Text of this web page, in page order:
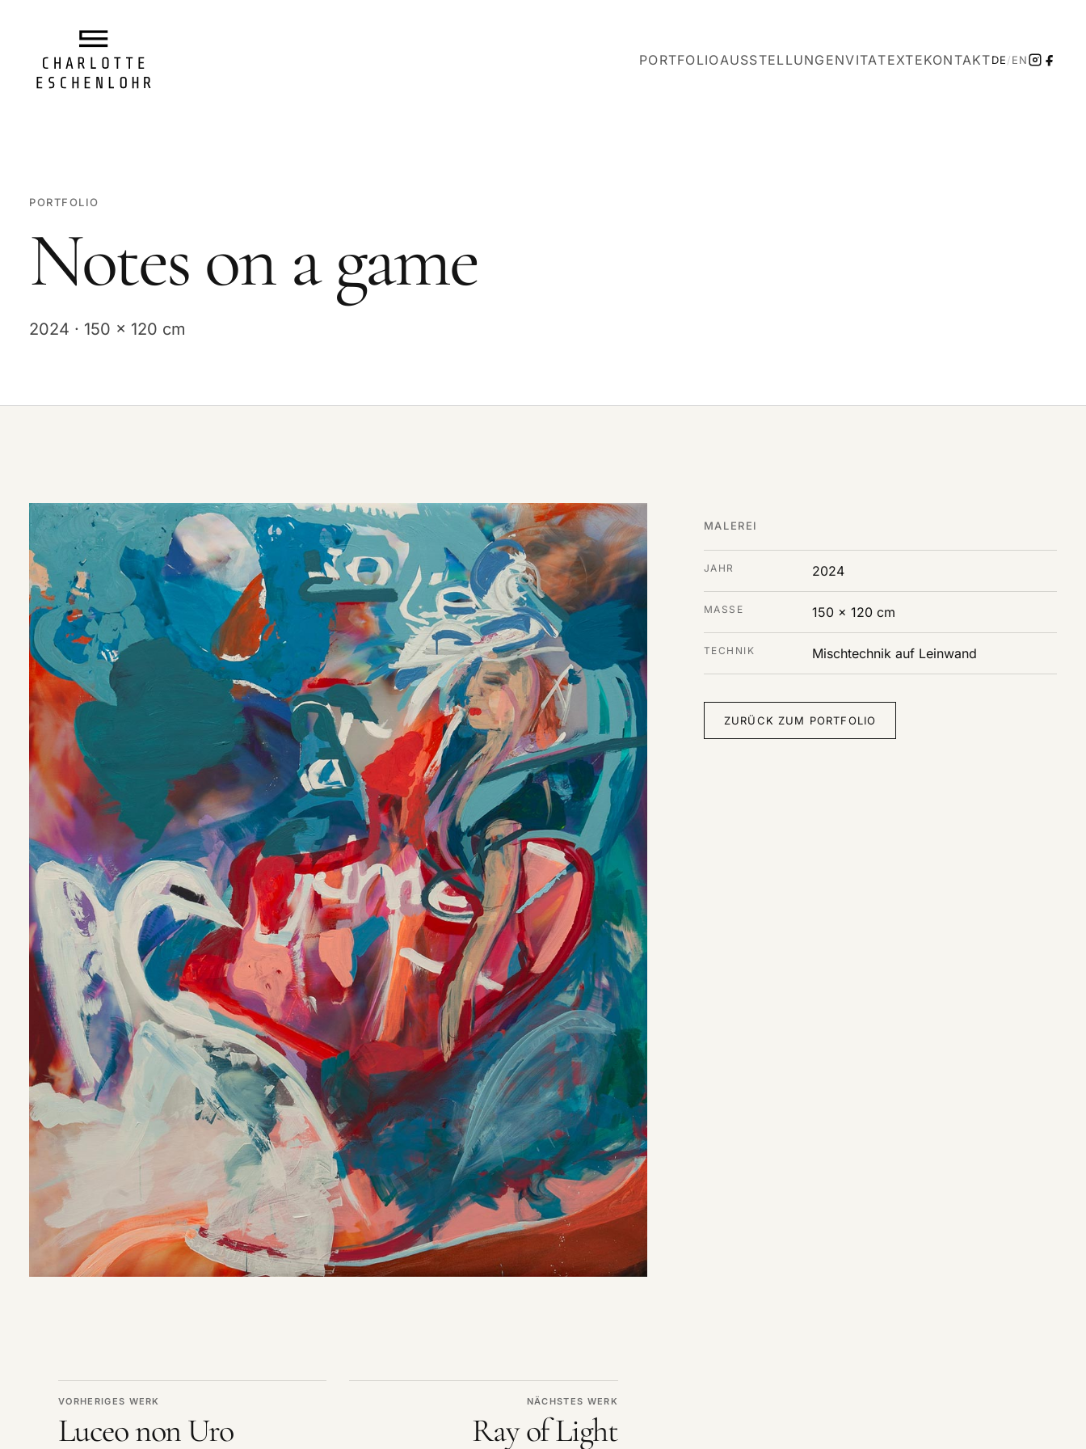
PORTFOLIOAUSSTELLUNGENVITATEXTEKONTAKTDE/EN
PORTFOLIO
Notes on a game
2024 · 150 x 120 cm
VORHERIGES WERK
Luceo non Uro
NÄCHSTES WERK
Ray of Light
MALEREI
JAHR 2024
MASSE 150 x 120 cm
TECHNIK Mischtechnik auf Leinwand
ZURÜCK ZUM PORTFOLIO